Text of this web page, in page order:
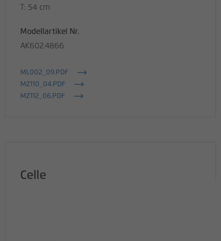
T: 54 cm
Modellartikel Nr.
AK602.4866
ML002_09.PDF
MZ110_04.PDF
MZ112_06.PDF
Celle